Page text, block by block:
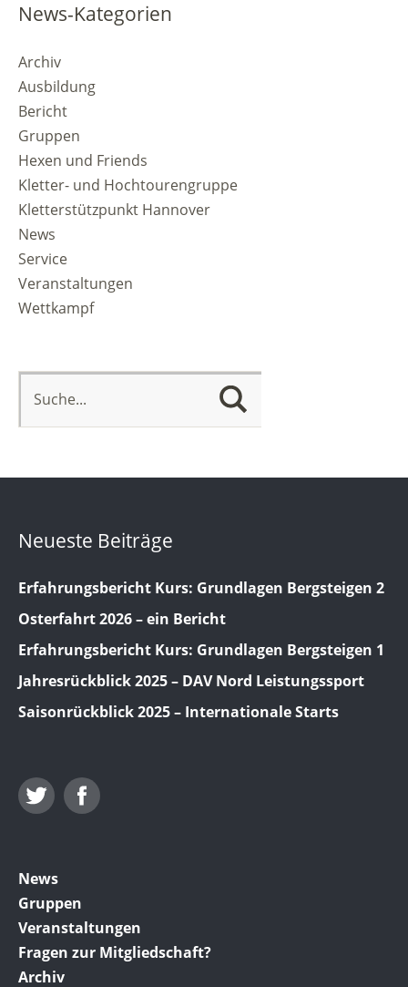
News-Kategorien
Archiv
Ausbildung
Bericht
Gruppen
Hexen und Friends
Kletter- und Hochtourengruppe
Kletterstützpunkt Hannover
News
Service
Veranstaltungen
Wettkampf
Neueste Beiträge
Erfahrungsbericht Kurs: Grundlagen Bergsteigen 2
Osterfahrt 2026 – ein Bericht
Erfahrungsbericht Kurs: Grundlagen Bergsteigen 1
Jahresrückblick 2025 – DAV Nord Leistungssport
Saisonrückblick 2025 – Internationale Starts
Twitter
News
Gruppen
Veranstaltungen
Fragen zur Mitgliedschaft?
Archiv